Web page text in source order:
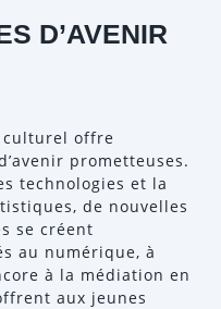
D’AVENIR
culturel offre
prometteuses.
technologies et la
de nouvelles
se créent
au numérique, à
à la médiation en
aux jeunes